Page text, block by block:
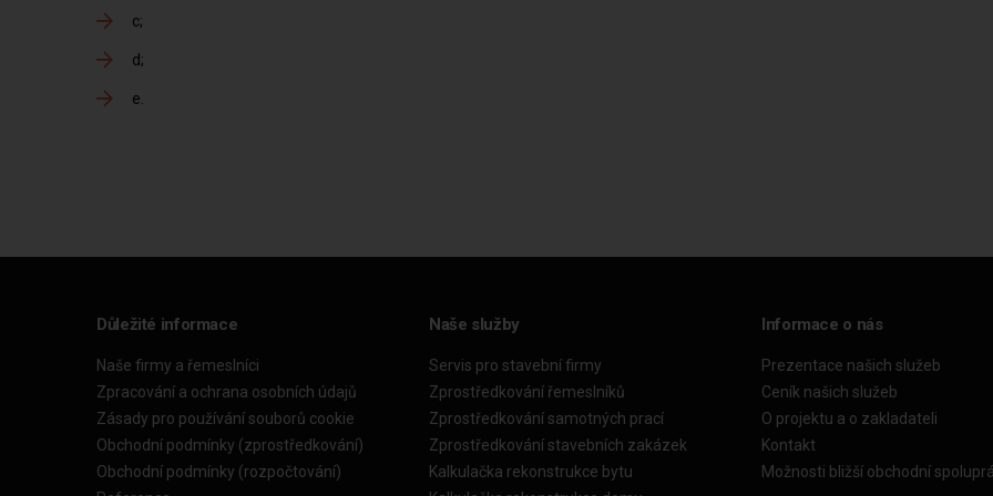
c
d
e
Důležité informace
Naše firmy a řemeslníci
Zpracování a ochrana osobních údajů
Zásady pro používání souborů cookie
Obchodní podmínky (zprostředkování)
Obchodní podmínky (rozpočtování)
Naše služby
Servis pro stavební firmy
Zprostředkování řemeslníků
Zprostředkování samotných prací
Zprostředkování stavebních zakázek
Kalkulačka rekonstrukce bytu
Informace o nás
Prezentace našich služeb
Ceník našich služeb
O projektu a o zakladateli
Kontakt
Možnosti bližší obchodní